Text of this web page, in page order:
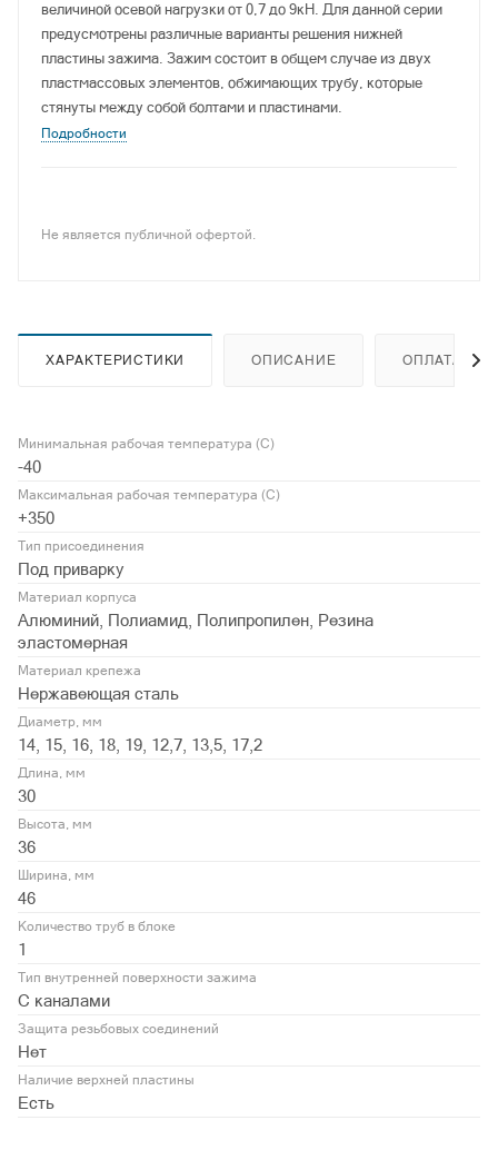
величиной осевой нагрузки от 0,7 до 9кН. Для данной серии
предусмотрены различные варианты решения нижней
пластины зажима. Зажим состоит в общем случае из двух
пластмассовых элементов, обжимающих трубу, которые
стянуты между собой болтами и пластинами.
Подробности
Не является публичной офертой.
ХАРАКТЕРИСТИКИ ОПИСАНИЕ ОПЛАТА
Минимальная рабочая температура (С)
-40
Максимальная рабочая температура (С)
+350
Тип присоединения
Под приварку
Материал корпуса
Алюминий, Полиамид, Полипропилен, Резина
эластомерная
Материал крепежа
Нержавеющая сталь
Диаметр, мм
14, 15, 16, 18, 19, 12,7, 13,5, 17,2
Длина, мм
30
Высота, мм
36
Ширина, мм
46
Количество труб в блоке
1
Тип внутренней поверхности зажима
С каналами
Защита резьбовых соединений
Нет
Наличие верхней пластины
Есть